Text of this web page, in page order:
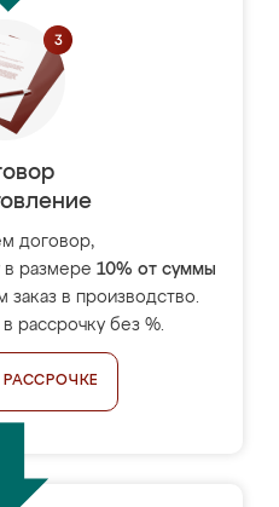
договор,
в размере 10% от суммы
заказ в производство.
рассрочку без %.